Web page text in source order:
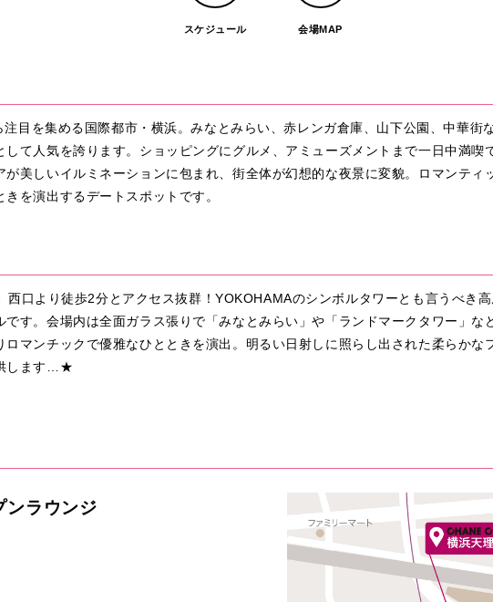
スケジュール 会場MAP
注目を集める国際都市・横浜。みなとみらい、赤レンガ倉庫、山下公園、中華街
て人気を誇ります。ショッピングにグルメ、アミューズメントまで一日中満喫
が美しいイルミネーションに包まれ、街全体が幻想的な夜景に変貌。ロマンテ
を演出するデートスポットです。
西口より徒歩2分とアクセス抜群！YOKOHAMAのシンボルタワーとも言うべき
です。会場内は全面ガラス張りで「みなとみらい」や「ランドマークタワー」
ロマンチックで優雅なひとときを演出。明るい日射しに照らし出された柔らかな
します…★
ンラウンジ